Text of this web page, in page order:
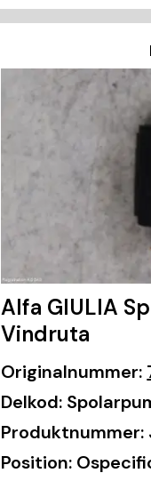
Alfa GIULIA
Vindruta
Originalnummer:
Delkod:
Produktnummer:
Position: